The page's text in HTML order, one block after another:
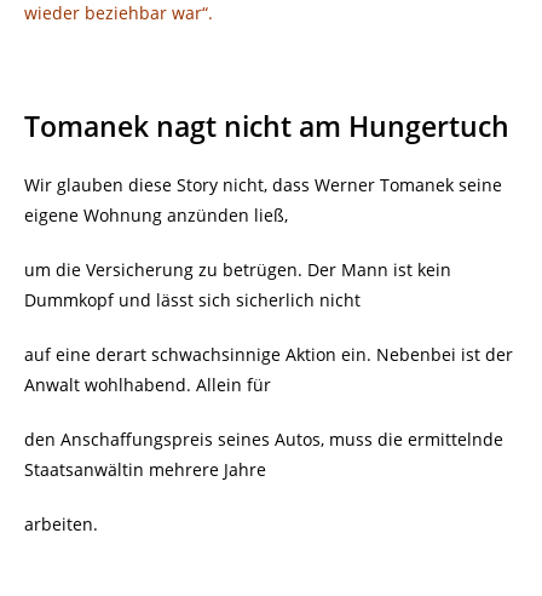
wieder beziehbar war“.
Tomanek nagt nicht am Hungertuch
Wir glauben diese Story nicht, dass Werner Tomanek seine
eigene Wohnung anzünden ließ,
um die Versicherung zu betrügen. Der Mann ist kein
Dummkopf und lässt sich sicherlich nicht
auf eine derart schwachsinnige Aktion ein. Nebenbei ist der
Anwalt wohlhabend. Allein für
den Anschaffungspreis seines Autos, muss die ermittelnde
Staatsanwältin mehrere Jahre
arbeiten.